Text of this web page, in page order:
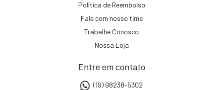
Política de Reembolso
Fale com nosso time
Trabalhe Conosco
Nossa Loja
Entre em contato
(19) 98238-5302